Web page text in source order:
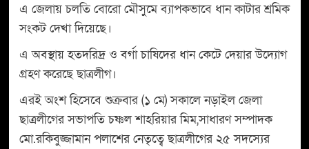
এ জেলায় চলতি বোরো মৌসুমে ব্যাপকভাবে ধান কাটার শ্রমিক
সংকট দেখা দিয়েছে।
এ অবস্থায় হতদরিদ্র ও বর্গা চাষিদের ধান কেটে দেয়ার উদ্যোগ
গ্রহণ করেছে ছাত্রলীগ।
এরই অংশ হিসেবে শুক্রবার (১ মে) সকালে নড়াইল জেলা
ছাত্রলীগের সভাপতি চষ্ণল শাহরিয়ার মিম,সাধারণ সম্পাদক
মো.রকিবুজ্জামান পলাশের নেতৃত্বে ছাত্রলীগের ২৫ সদস্যের